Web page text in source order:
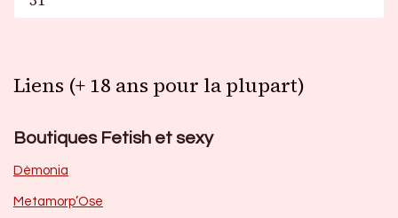
Liens (+ 18 ans pour la plupart)
Boutiques Fetish et sexy
Dèmonia
Metamorp’Ose